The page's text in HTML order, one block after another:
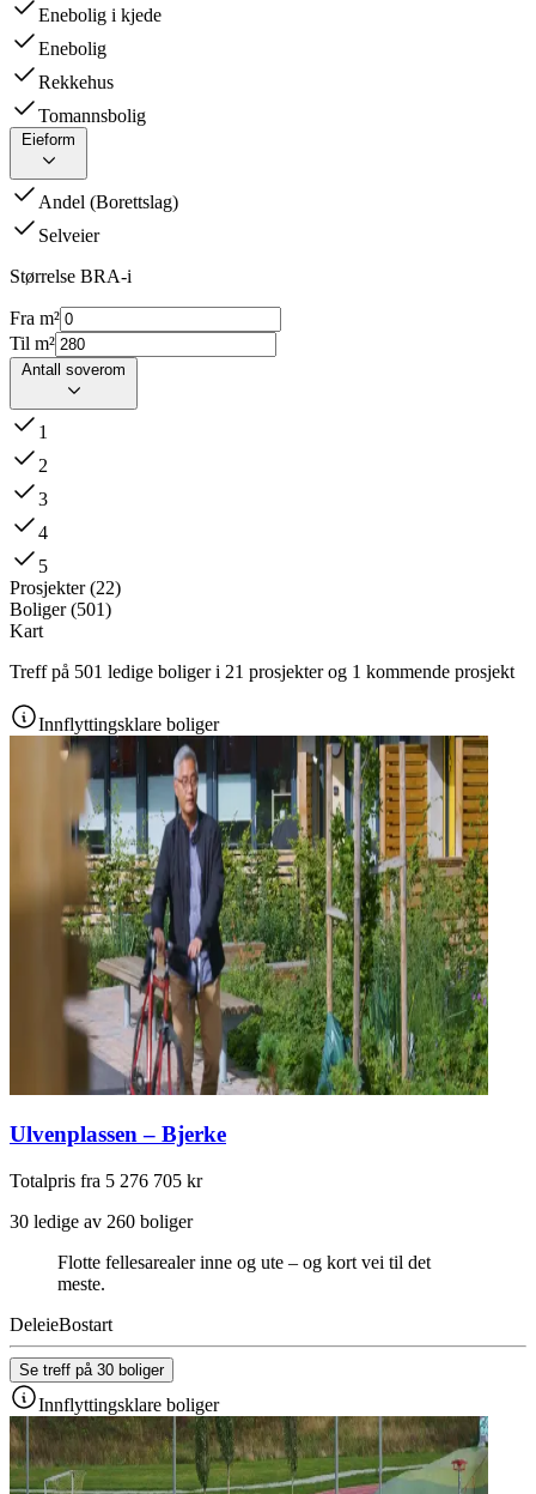
Enebolig i kjede
Enebolig
Rekkehus
Tomannsbolig
Eieform
Andel (Borettslag)
Selveier
Størrelse BRA-i
Fra m²
Til m²
Antall soverom
1
2
3
4
5
Prosjekter (22)
Boliger (501)
Kart
Treff på 501 ledige boliger i 21 prosjekter og 1 kommende prosjekt
Innflyttingsklare boliger
Ulvenplassen – Bjerke
Totalpris fra 5 276 705 kr
30 ledige av 260 boliger
Flotte fellesarealer inne og ute – og kort vei til det
meste.
DeleieBostart
Se treff på 30 boliger
Innflyttingsklare boliger